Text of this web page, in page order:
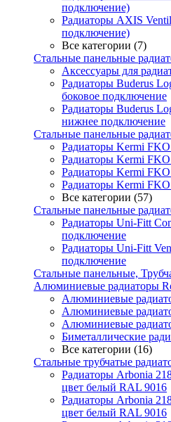
подключение)
Радиаторы AXIS
подключение)
Все категории (7)
Стальные панельные
Аксессуары для
Радиаторы Buderus
боковое подключение
Радиаторы Buderus
нижнее подключение
Стальные панельные
Радиаторы Kermi
Радиаторы Kermi
Радиаторы Kermi
Радиаторы Kermi
Все категории (57)
Стальные панельные
Радиаторы Uni-Fitt
подключение
Радиаторы Uni-Fitt
подключение
Стальные панельные,
Алюминиевые радиаторы
Алюминиевые
Алюминиевые
Алюминиевые
Биметаллические
Все категории (16)
Стальные трубчатые
Радиаторы Arbonia
цвет белый RAL 9016
Радиаторы Arbonia
цвет белый RAL 9016